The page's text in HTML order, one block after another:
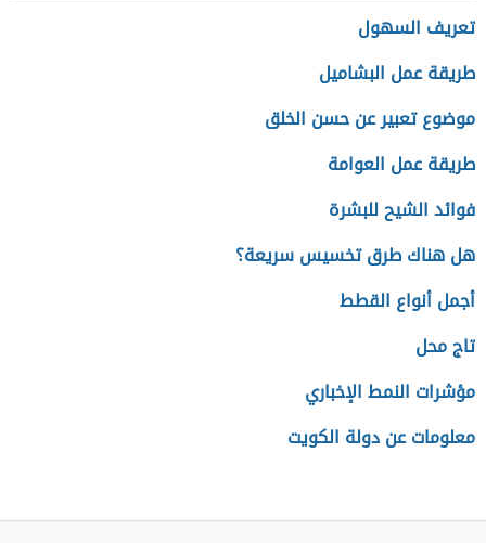
تعريف السهول
طريقة عمل البشاميل
موضوع تعبير عن حسن الخلق
طريقة عمل العوامة
فوائد الشيح للبشرة
هل هناك طرق تخسيس سريعة؟
أجمل أنواع القطط
تاج محل
مؤشرات النمط الإخباري
معلومات عن دولة الكويت